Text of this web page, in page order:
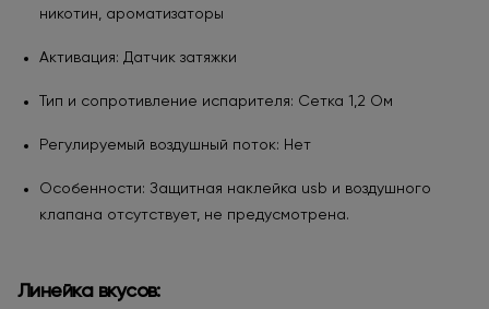
никотин, ароматизаторы
Активация: Датчик затяжки
Тип и сопротивление испарителя: Сетка 1,2 Ом
Регулируемый воздушный поток: Нет
Особенности: Защитная наклейка usb и воздушного
клапана отсутствует, не предусмотрена.
Линейка вкусов: